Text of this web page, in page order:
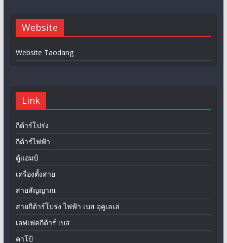
Website
Website Taodang
Link
กีต้าร์โปร่ง
กีต้าร์ไฟฟ้า
ตู้แอมป์
เครื่องตั้งสาย
สายสัญญาณ
สายกีต้าร์โปร่ง ไฟฟ้า เบส อุคูเลเล่
เอฟเฟคกีต้าร์ เบส
คาโป้